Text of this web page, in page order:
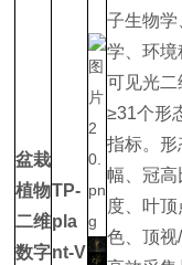
盆栽
植物
二维
数字
TP-
pla
nt-V
子生物
学、环境
可见光二
≥31个形
指标。
幅、冠高
度、叶
色、顶视